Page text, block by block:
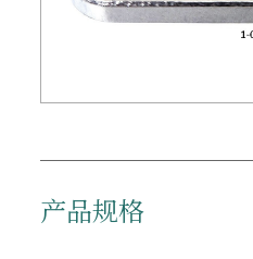
产品规格